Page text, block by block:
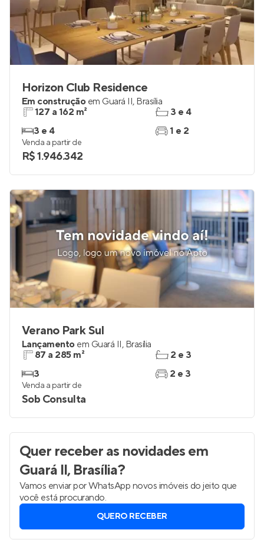
Horizon Club Residence
Em construção em Guará II, Brasília
127 a 162 m²
3 e 4
3 e 4
1 e 2
Venda a partir de
R$ 1.946.342
Verano Park Sul
Lançamento em Guará II, Brasília
87 a 285 m²
3
2 e 3
2 e 3
Venda a partir de
Sob Consulta
Quer receber as novidadesem
Guará II, Brasília?
Vamos enviar por WhatsApp novos imóveis do jeito que
você está procurando.
QUERO RECEBER